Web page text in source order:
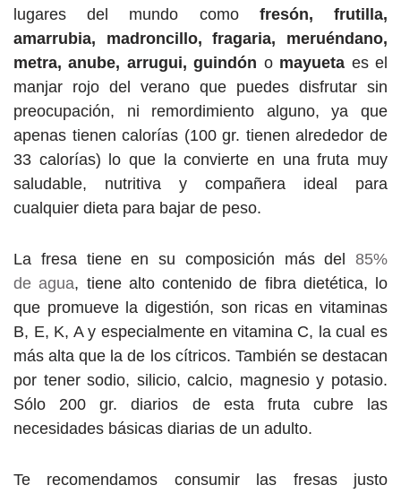
lugares del mundo como fresón, frutilla,
amarrubia, madroncillo, fragaria, meruéndano,
metra, anube, arrugui, guindón omayueta es el
manjar rojo del verano que puedes disfrutar sin
preocupación, ni remordimiento alguno, ya que
apenas tienen calorías (100 gr. tienen alrededor de
33 calorías) lo que la convierte en una fruta muy
saludable, nutritiva y compañera ideal para
cualquier dieta para bajar de peso.
La fresa tiene en su composición más del 85%
de agua, tiene alto contenido de fibra dietética, lo
que promueve la digestión, son ricas en vitaminas
B, E, K, A y especialmente en vitamina C, la cual es
más alta que la de los cítricos. También se destacan
por tener sodio, silicio, calcio, magnesio y potasio.
Sólo 200 gr. diarios de esta fruta cubre las
necesidades básicas diarias de un adulto.
Te recomendamos consumir las fresas justo